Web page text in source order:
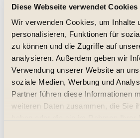
Diese Webseite verwendet Cookies
Wir verwenden Cookies, um Inhalte
personalisieren, Funktionen für
zu können und die Zugriffe auf
analysieren. Außerdem geben wir
Verwendung unserer Website an
soziale Medien, Werbung und
Partner führen diese Informationen
weiteren Daten zusammen, die Sie
trocken, Jg. 2024
13,95 € *
0.75 Liter(18,60 € * / 1 Liter)
Details